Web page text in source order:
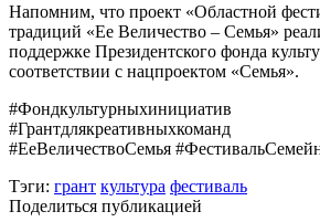
Напомним, что проект «Областной
традиций «Ее Величество – Семья»
поддержке Президентского фонда
соответствии с нацпроектом «Семья».
#Фондкультурныхинициатив
#Грантдлякреативныхкоманд
#ЕеВеличествоСемья
Тэги: грант культура фестиваль
Поделиться публикацией